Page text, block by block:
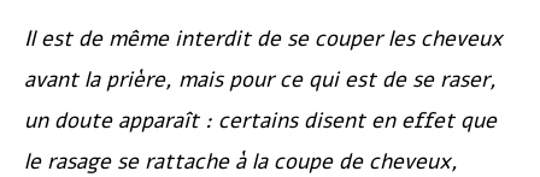
Il est de même interdit de se couper les cheveux
avant la prière, mais pour ce qui est de se raser,
un doute apparaît : certains disent en effet que
le rasage se rattache à la coupe de cheveux,